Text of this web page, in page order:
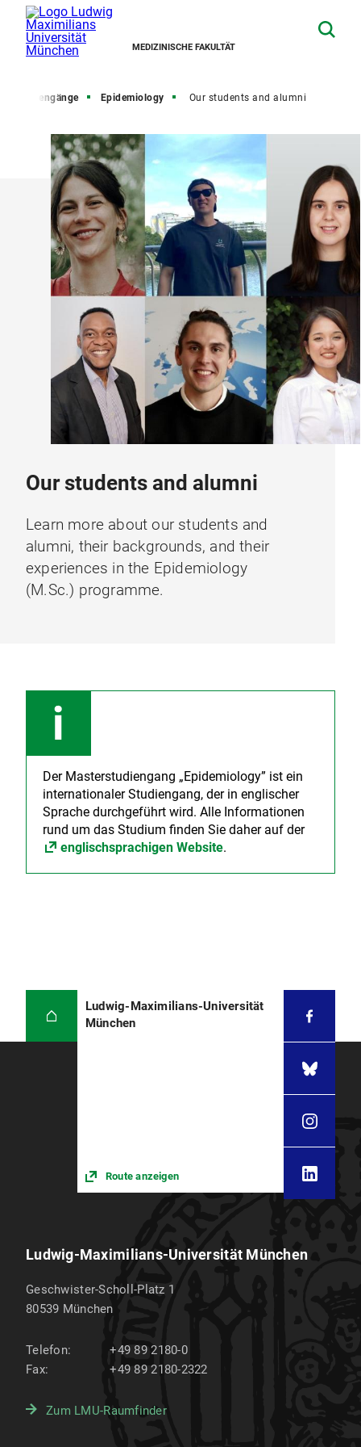
MEDIZINISCHE FAKULTÄT
Epidemiology Our students and alumni
Our students and alumni
Learn more about our students and
alumni, their backgrounds, and their
experiences in the Epidemiology
(M.Sc.) programme.
Der Masterstudiengang „Epidemiology” ist ein
internationaler Studiengang, der in englischer
Sprache durchgeführt wird. Alle Informationen
rund um das Studium finden Sie daher auf der
englischsprachigen Website.
Ludwig-Maximilians-Universität
München
Route anzeigen
Ludwig-Maximilians-Universität München
Geschwister-Scholl-Platz 1
80539 München
Telefon:
+49 89 2180-0
Fax:
+49 89 2180-2322
Zum LMU-Raumfinder